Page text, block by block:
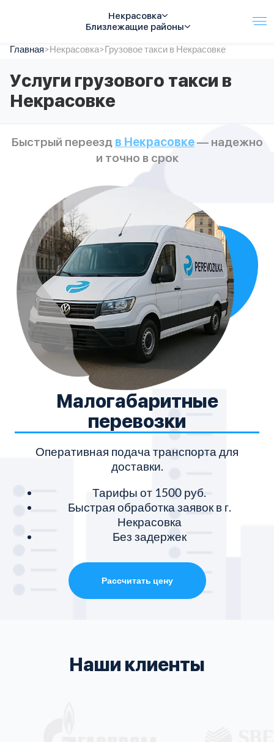
Некрасовка
Близлежащие районы
Услуги
Автопарк
Тарифы
Акции
Контакты
Главная>Некрасовка>Грузовое такси в Некрасовке
Услуги грузового такси в
Некрасовке
Быстрый переезд в Некрасовке— надежно
и точно в срок
Малогабаритные
перевозки
Оперативная подача транспорта для
доставки.
Тарифы от 1500 руб.
Быстрая обработка заявок в г.
Некрасовка
Без задержек
Рассчитать цену
Наши клиенты